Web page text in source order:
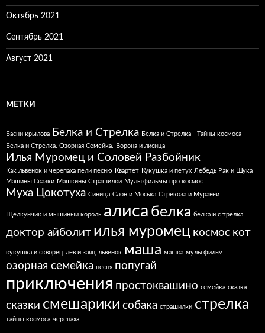
Октябрь 2021
Сентябрь 2021
Август 2021
МЕТКИ
Басни крылова Белка и Стрелка Белка и Стрелка - Тайны космоса
Белка и Стрелка. Озорная Семейка.
Ворона и лисица
Илья Муромец и Соловей Разбойник
Как львенок и черепаха пели песню Квартет Кукушка и петух Лебедь Рак и Щука
Машины Сказки Машкины Страшилки Мультфильмы про космос
Муха Цокотуха Синица Слон и Моська Стрекоза и Муравей
Щелкунчик и мышиный король алиса белка белка и с трелка
доктор айболит илья муромец космос кот
кукушка и скворец лев и заяц львенок маша машка мультфильм
озорная семейка песня попугай
приключения простоквашино семейка сказка
сказки смешарики собака страшилки стрелка
тайны космоса черепаха